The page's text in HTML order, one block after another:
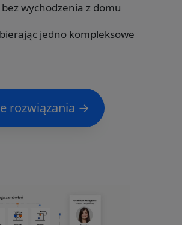
bez wychodzenia z domu
jedno kompleksowe
rozwiązania →